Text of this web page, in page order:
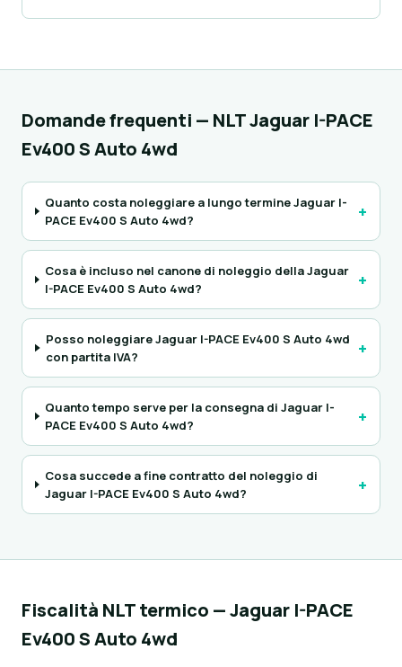
Domande frequenti — NLT Jaguar I-PACE
Ev400 S Auto 4wd
Quanto costa noleggiare a lungo termine Jaguar I-
PACE Ev400 S Auto 4wd?
+
Cosa è incluso nel canone di noleggio della Jaguar
I-PACE Ev400 S Auto 4wd?
+
Posso noleggiare Jaguar I-PACE Ev400 S Auto 4wd
con partita IVA?
+
Quanto tempo serve per la consegna di Jaguar I-
PACE Ev400 S Auto 4wd?
+
Cosa succede a fine contratto del noleggio di
Jaguar I-PACE Ev400 S Auto 4wd?
+
Fiscalità NLT termico — Jaguar I-PACE
Ev400 S Auto 4wd